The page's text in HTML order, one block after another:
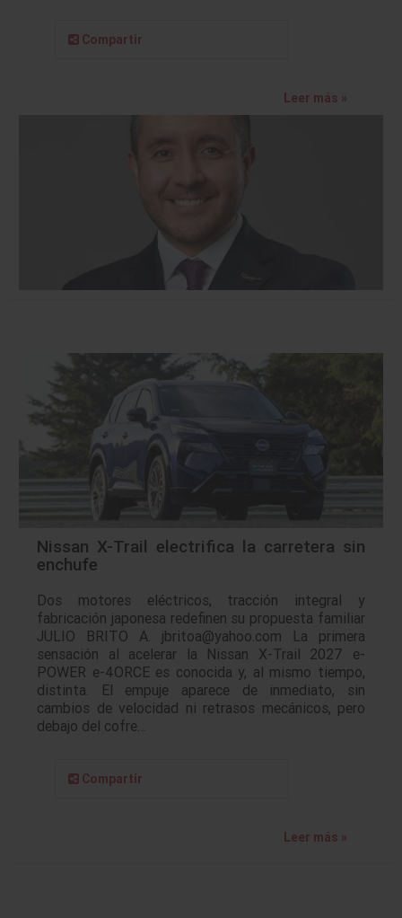
Compartir
Leer más »
Nissan X-Trail electrifica la carretera sin
enchufe
Dos motores eléctricos, tracción integral y
fabricación japonesa redefinen su propuesta familiar
JULIO BRITO A. jbritoa@yahoo.com La primera
sensación al acelerar la Nissan X-Trail 2027 e-
POWER e-4ORCE es conocida y, al mismo tiempo,
distinta. El empuje aparece de inmediato, sin
cambios de velocidad ni retrasos mecánicos, pero
debajo del cofre…
Compartir
Leer más »